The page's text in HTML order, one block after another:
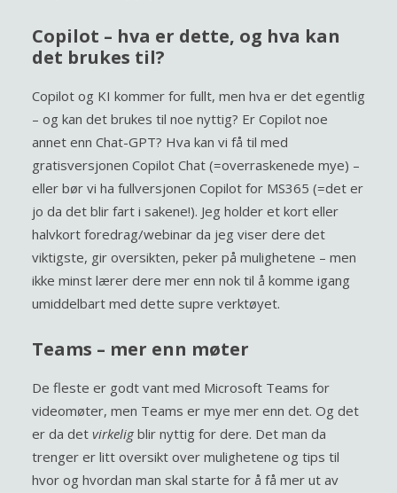
Copilot – hva er dette, og hva kan
det brukes til?
Copilot og KI kommer for fullt, men hva er det egentlig
– og kan det brukes til noe nyttig? Er Copilot noe
annet enn Chat-GPT? Hva kan vi få til med
gratisversjonen Copilot Chat (=overraskenede mye) –
eller bør vi ha fullversjonen Copilot for MS365 (=det er
jo da det blir fart i sakene!). Jeg holder et kort eller
halvkort foredrag/webinar da jeg viser dere det
viktigste, gir oversikten, peker på mulighetene – men
ikke minst lærer dere mer enn nok til å komme igang
umiddelbart med dette supre verktøyet.
Teams – mer enn møter
De fleste er godt vant med Microsoft Teams for
videomøter, men Teams er mye mer enn det. Og det
er da det virkeligblir nyttig for dere. Det man da
trenger er litt oversikt over mulighetene og tips til
hvor og hvordan man skal starte for å få mer ut av